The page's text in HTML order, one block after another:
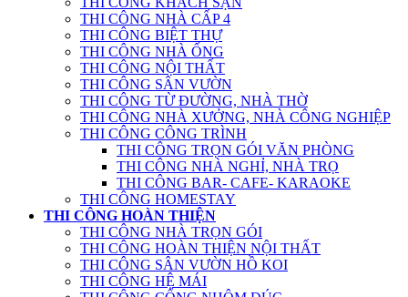
THI CÔNG NHÀ CẤP 4
THI CÔNG BIỆT THỰ
THI CÔNG NHÀ ỐNG
THI CÔNG NỘI THẤT
THI CÔNG SÂN VƯỜN
THI CÔNG TỪ ĐƯỜNG, NHÀ THỜ
THI CÔNG NHÀ XƯỞNG, NHÀ CÔNG NGHIỆP
THI CÔNG CÔNG TRÌNH
THI CÔNG TRỌN GÓI VĂN PHÒNG
THI CÔNG NHÀ NGHỈ, NHÀ TRỌ
THI CÔNG BAR- CAFE- KARAOKE
THI CÔNG HOMESTAY
THI CÔNG HOÀN THIỆN
THI CÔNG NHÀ TRỌN GÓI
THI CÔNG HOÀN THIỆN NỘI THẤT
THI CÔNG SÂN VƯỜN HỒ KOI
THI CÔNG HỆ MÁI